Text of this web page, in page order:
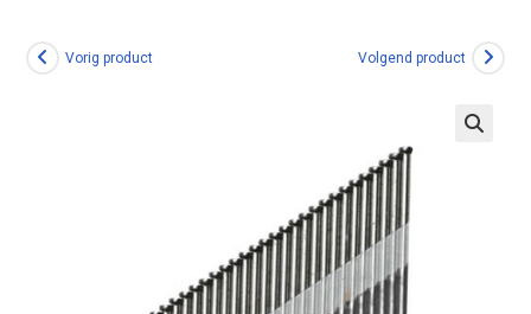
Vorig product Volgend product